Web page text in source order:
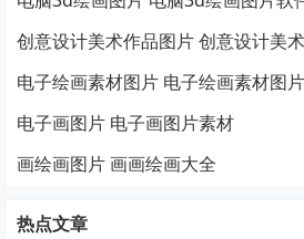
创意设计美术作品图片 创意设计美
电子绘画素材图片 电子绘画素材图
电子画图片 电子画图片素材
画绘画图片 画画绘画大全
热点文章